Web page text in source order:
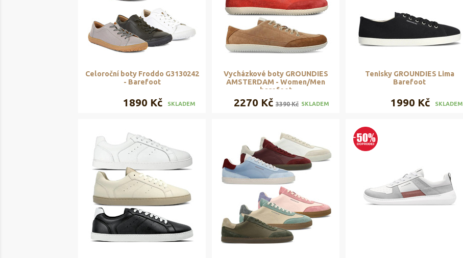
Celoroční boty Froddo G3130242
- Barefoot
1890 Kč SKLADEM
Vycházkové boty GROUNDIES
AMSTERDAM - Women/Men
barefoot
2270 Kč 3390 Kč SKLADEM
Tenisky GROUNDIES Lima
Barefoot
1990 Kč SKLADEM